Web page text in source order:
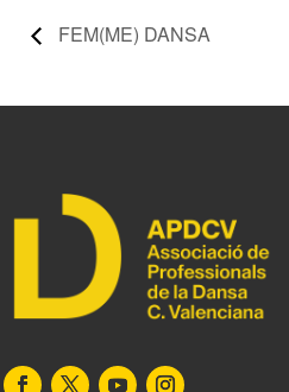
FEM(ME) DANSA